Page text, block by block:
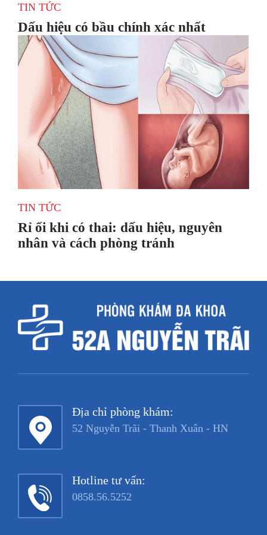
TIN TỨC
Dấu hiệu có bầu chính xác nhất
TIN TỨC
Rỉ ối khi có thai: dấu hiệu, nguyên
nhân và cách phòng tránh
Địa chỉ phòng khám:
52 Nguyễn Trãi - Thanh Xuân - HN
Hotline tư vấn:
0858.56.5252